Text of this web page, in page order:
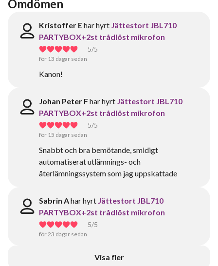
Omdömen
Kristoffer Ehar hyrt Jättestort JBL710
PARTYBOX+2st trådlöst mikrofon
5/5
för 13 dagar sedan
Kanon!
Johan Peter Fhar hyrt Jättestort JBL710
PARTYBOX+2st trådlöst mikrofon
5/5
för 15 dagar sedan
Snabbt och bra bemötande, smidigt
automatiserat utlämnings- och
återlämningssystem som jag uppskattade
Sabrin Ahar hyrt Jättestort JBL710
PARTYBOX+2st trådlöst mikrofon
5/5
för 23 dagar sedan
Visa fler